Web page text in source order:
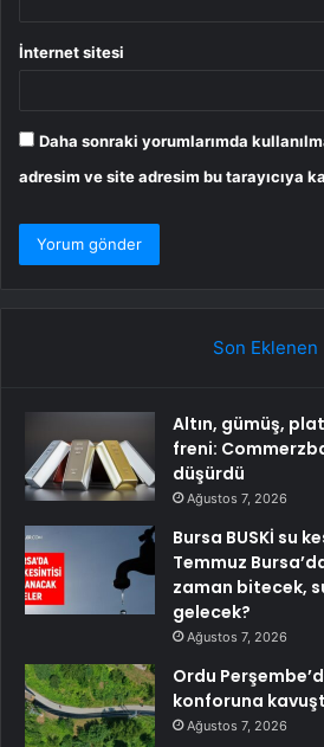
İnternet sitesi
Daha sonraki yorumlarımda
adresim ve site adresim bu tarayıcıya
Son Eklenen
Altın, gümüş,
freni:
düşürdü
Ağustos 7, 2026
Bursa BUSKİ su
Temmuz
zaman bitecek,
gelecek?
Ağustos 7, 2026
Ordu
konforuna
Ağustos 7, 2026